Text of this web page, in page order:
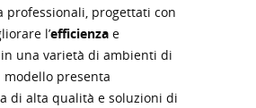
professionali, progettati con
l’efficienza e
in una varietà di ambienti di
modello presenta
di alta qualità e soluzioni di